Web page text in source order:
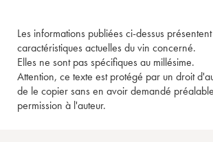
Les informations publiées ci-dessus
caractéristiques actuelles du vin concerné.
Elles ne sont pas spécifiques au millésime.
Attention, ce texte est protégé par un droit
de le copier sans en avoir demandé
permission à l'auteur.